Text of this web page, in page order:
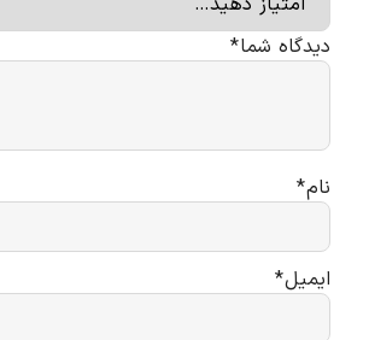
دیدگاه شما*
نام*
ایمیل*